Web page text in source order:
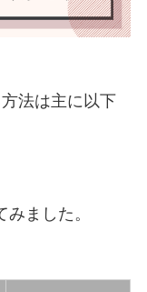
法は主に以下
みました。